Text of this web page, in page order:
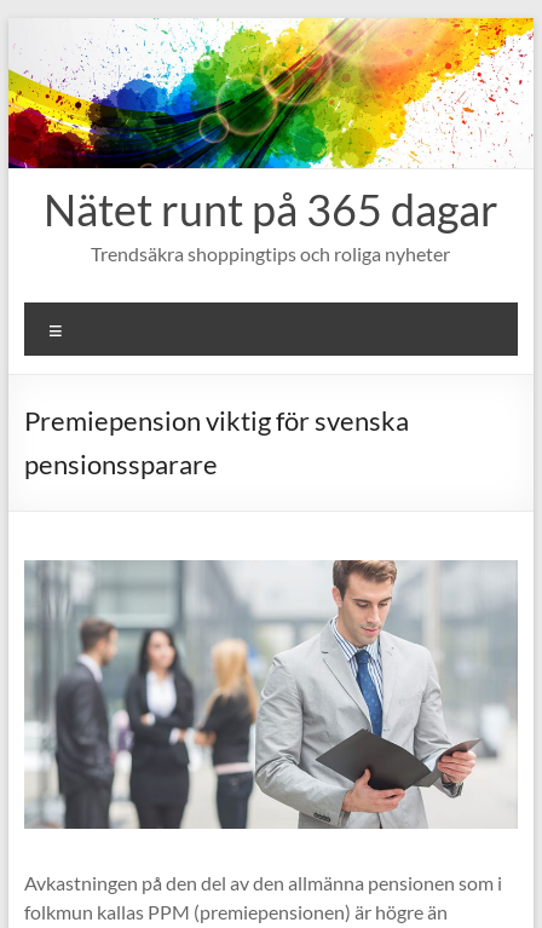
till
innehåll
Nätet runt på 365 dagar
Trendsäkra shoppingtips och roliga nyheter
Premiepension viktig för svenska
pensionssparare
Avkastningen på den del av den allmänna pensionen som i
folkmun kallas PPM (premiepensionen) är högre än